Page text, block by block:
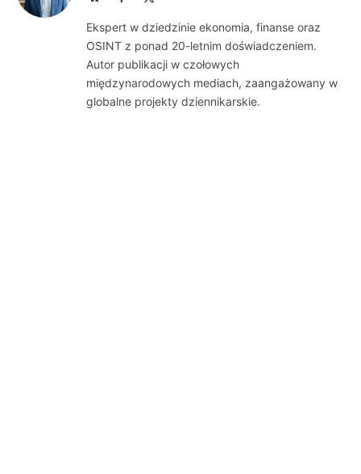
Ekspert w dziedzinie ekonomia, finanse oraz
OSINT z ponad 20-letnim doświadczeniem.
Autor publikacji w czołowych
międzynarodowych mediach, zaangażowany w
globalne projekty dziennikarskie.